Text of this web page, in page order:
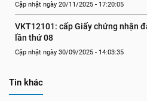
Cập nhật ngày 20/11/2025 - 17:20:05
VKT12101: cấp Giấy chứng nhận
lần thứ 08
Cập nhật ngày 30/09/2025 - 14:03:35
Tin khác